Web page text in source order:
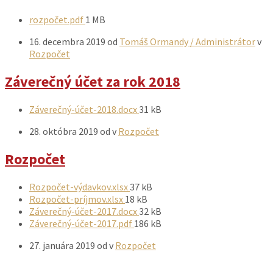
Prílohyrozpočet.pdf Veľkosť
1 MB
16. decembra 2019 od Tomáš Ormandy / Administrátorv
Rozpočet
Záverečný účet za rok 2018
PrílohyZáverečný-účet-2018.docx Veľkosť
31 kB
28. októbra 2019 od v Rozpočet
Rozpočet
PrílohyRozpočet-výdavkov.xlsx Veľkosť
súboru:
37 kB
Rozpočet-príjmov.xlsx Veľkosť
súboru:
18 kB
Záverečný-účet-2017.docx Veľkosť
súboru:
32 kB
Záverečný-účet-2017.pdf Veľkosť
186 kB
27. januára 2019 od v Rozpočet